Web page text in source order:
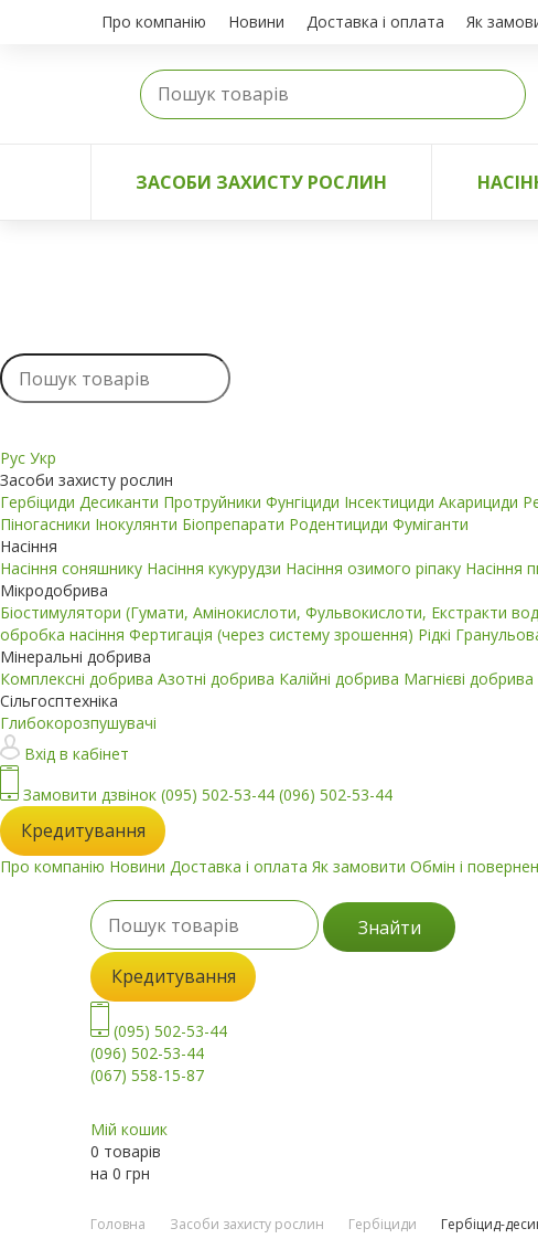
Про компанію Новини Доставка і оплата Як
ЗАСОБИ ЗАХИСТУ РОСЛИН
Рус Укр
Засоби захисту рослин
Гербіциди Десиканти Протруйники Фунгіциди Інсектициди Акарициди
Піногасники Інокулянти Біопрепарати Родентициди Фуміганти
Насіння
Насіння соняшнику Насіння кукурудзи Насіння озимого ріпаку Насіння
Мікродобрива
Біостимулятори (Гумати, Амінокислоти, Фульвокислоти, Екстракти
обробка насіння Фертигація (через систему зрошення) Рідкі
Мінеральні добрива
Комплексні добрива Азотні добрива Калійні добрива Магнієві добрива
Сільгосптехніка
Глибокорозпушувачі
Вхід в кабінет
Замовити дзвінок (095) 502-53-44 (096) 502-53-44
Кредитування
Про компанію Новини Доставка і оплата Як замовити Обмін і
Знайти
Кредитування
(095) 502-53-44
(096) 502-53-44
(067) 558-15-87
Мій кошик
0 товарів
на 0 грн
Головна Засоби захисту рослин Гербіциди Гербіцид-